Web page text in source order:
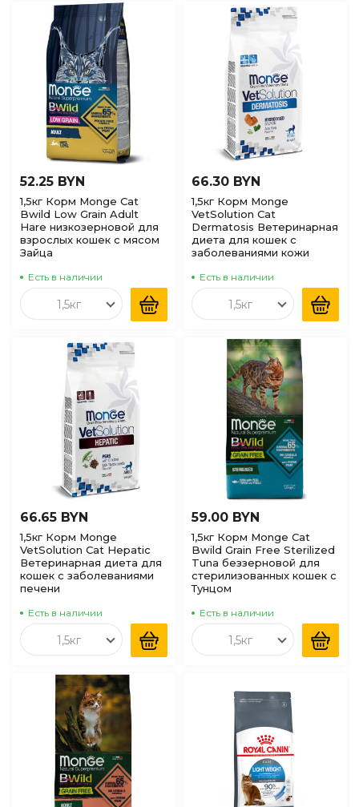
52.25 BYN
1,5кг Корм Monge Cat
Bwild Low Grain Adult
Hare низкозерновой для
взрослых кошек с мясом
Зайца
Есть в наличии
1,5кг
66.30 BYN
1,5кг Корм Monge
VetSolution Cat
Dermatosis Ветеринарная
диета для кошек с
заболеваниями кожи
Есть в наличии
1,5кг
66.65 BYN
1,5кг Корм Monge
VetSolution Cat Hepatic
Ветеринарная диета для
кошек с заболеваниями
печени
Есть в наличии
1,5кг
59.00 BYN
1,5кг Корм Monge Cat
Bwild Grain Free Sterilized
Tuna беззерновой для
стерилизованных кошек с
Тунцом
Есть в наличии
1,5кг